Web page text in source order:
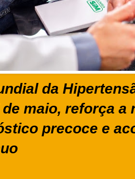
da
de maio, reforça a
precoce e